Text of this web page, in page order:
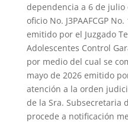
dependencia a 6 de julio
oficio No. J3PAAFCGP
emitido por el Juzgado
Adolescentes Control
por medio del cual se
mayo de 2026 emitido
atención a la orden
de la Sra. Subsecretaria
procede a notificación